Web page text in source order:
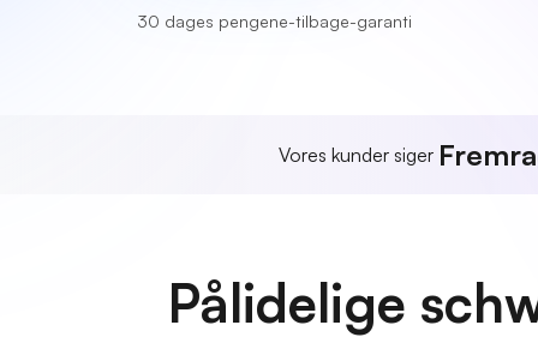
30 dages pengene-tilbage-garanti
Vores kunder siger
Pålidelige